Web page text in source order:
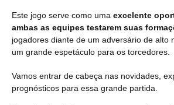
Este jogo serve como uma excelente
ambas as equipes testarem suas
jogadores diante de um adversário de alto
um grande espetáculo para os torcedores.
Vamos entrar de cabeça nas novidades,
prognósticos para essa grande partida.